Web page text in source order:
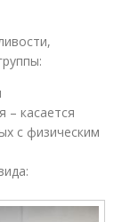
– касается
с физическим